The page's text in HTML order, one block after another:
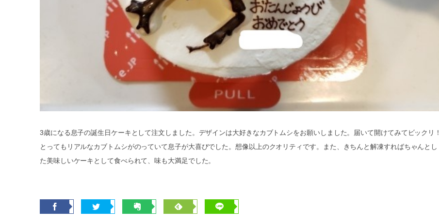
3歳になる息子の誕生日ケーキとして注文しました。デザインは大好きなカブトムシをお願いしました。届いて開けてみてビックリ！
とってもリアルなカブトムシがのっていて息子が大喜びでした。想像以上のクオリティです。また、きちんと解凍すればちゃんとし
た美味しいケーキとして食べられて、味も大満足でした。